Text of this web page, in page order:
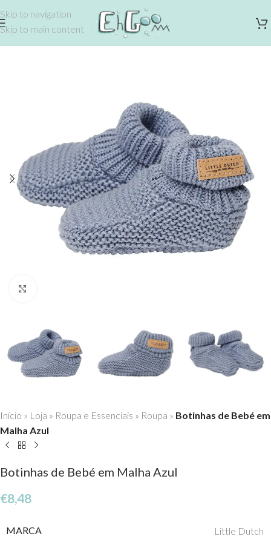
Skip to navigation
Skip to main content
Início » Loja » Roupa e Essenciais » Roupa » Botinhas de Bebé em
Malha Azul
Botinhas de Bebé em Malha Azul
€8,48
MARCA Little Dutch